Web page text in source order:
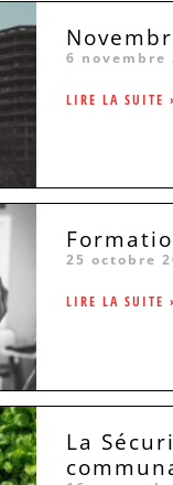
6 novembre
LIRE LA SUITE
25 octobre
LIRE LA SUITE
La